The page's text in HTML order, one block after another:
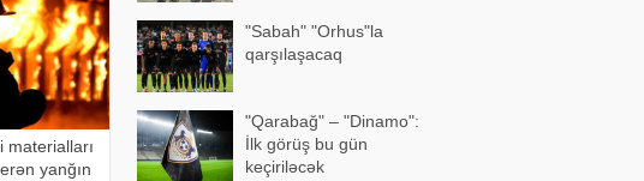
materialları
yanğın
"Sabah" "Orhus"la
qarşılaşacaq
"Qarabağ" – "Dinamo":
İlk görüş bu gün
keçiriləcək